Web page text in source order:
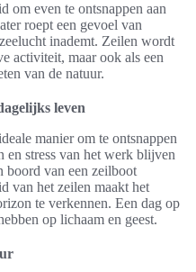
om even te ontsnappen aan
roept een gevoel van
inademt. Zeilen wordt
activiteit, maar ook als een
van de natuur.
leven
manier om te ontsnappen
en stress van het werk blijven
boord van een zeilboot
van het zeilen maakt het
te verkennen. Een dag op
op lichaam en geest.